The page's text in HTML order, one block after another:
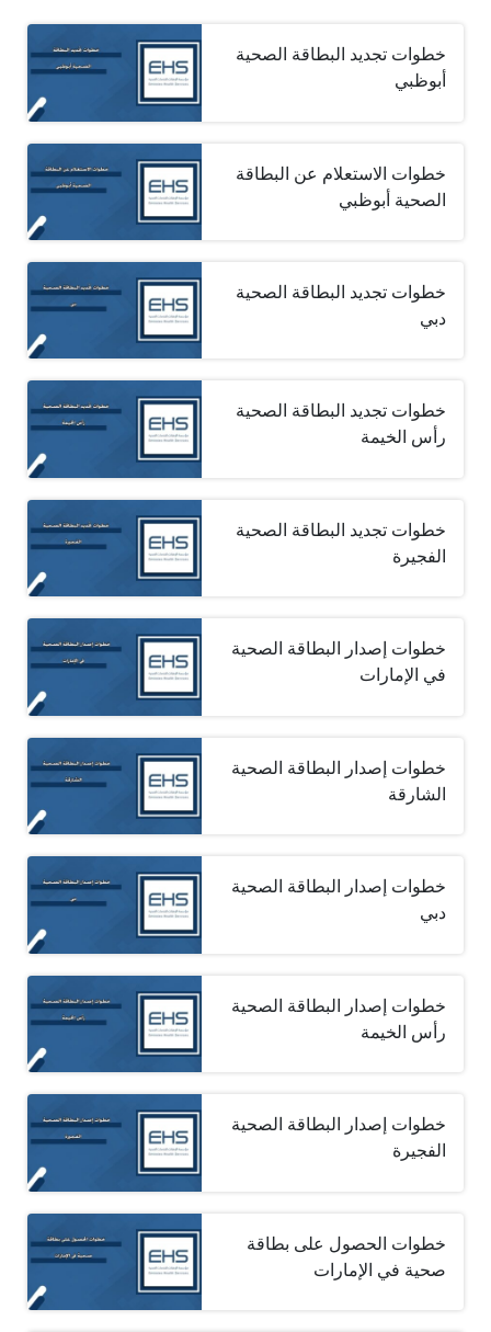
خطوات تجديد البطاقة الصحية
أبوظبي
خطوات الاستعلام عن البطاقة
الصحية أبوظبي
خطوات تجديد البطاقة الصحية
دبي
خطوات تجديد البطاقة الصحية
رأس الخيمة
خطوات تجديد البطاقة الصحية
الفجيرة
خطوات إصدار البطاقة الصحية
في الإمارات
خطوات إصدار البطاقة الصحية
الشارقة
خطوات إصدار البطاقة الصحية
دبي
خطوات إصدار البطاقة الصحية
رأس الخيمة
خطوات إصدار البطاقة الصحية
الفجيرة
خطوات الحصول على بطاقة
صحية في الإمارات